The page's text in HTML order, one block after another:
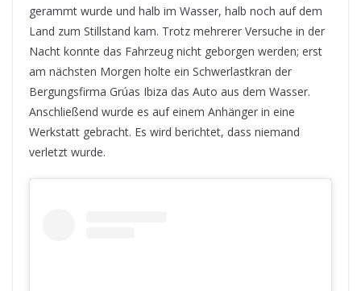
gerammt wurde und halb im Wasser, halb noch auf dem
Land zum Stillstand kam. Trotz mehrerer Versuche in der
Nacht konnte das Fahrzeug nicht geborgen werden; erst
am nächsten Morgen holte ein Schwerlastkran der
Bergungsfirma Grúas Ibiza das Auto aus dem Wasser.
Anschließend wurde es auf einem Anhänger in eine
Werkstatt gebracht. Es wird berichtet, dass niemand
verletzt wurde.